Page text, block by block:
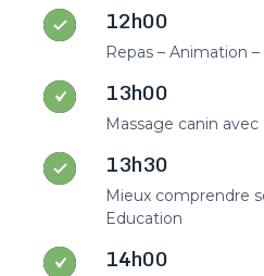
12h00
Repas – Animation –
13h00
Massage canin
13h30
Mieux comprendre
Education
14h00